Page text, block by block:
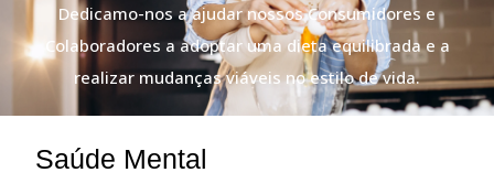
Dedicamo-nos a ajudar nossos Consumidores e
Colaboradores a adoptar uma dieta equilibrada e a
realizar mudanças viáveis ​​no estilo de vida.
Saúde Mental